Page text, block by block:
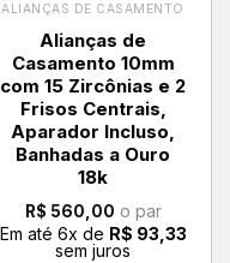
ALIANÇAS DE CASAMENTO
Alianças de
Casamento 10mm
com 15 Zircônias e 2
Frisos Centrais,
Aparador Incluso,
Banhadas a Ouro
18k
R$ 560,00 o par
Em até 6x de R$ 93,33
sem juros